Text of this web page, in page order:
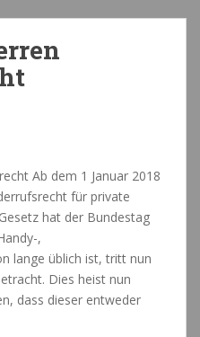
Ab dem 1 Januar 2018
für private
hat der Bundestag
,
lange üblich ist, tritt nun
Dies heist nun
dass dieser entweder